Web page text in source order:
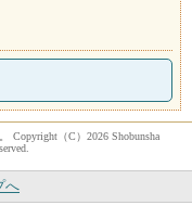
Copyright（C）2026 Shobunsha
へ